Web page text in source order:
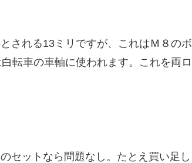
される13ミリですが、これはＭ８のボ
転車の車軸に使われます。これを両ロ
セットなら問題なし。たとえ買い足し